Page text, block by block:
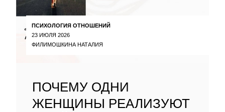
ПСИХОЛОГИЯ ОТНОШЕНИЙ
23 ИЮЛЯ 2026
ФИЛИМОШКИНА НАТАЛИЯ
ПОЧЕМУ ОДНИ
ЖЕНЩИНЫ РЕАЛИЗУЮТ